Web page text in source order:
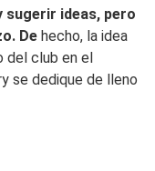
sugerir ideas, pero
De hecho, la idea
del club en el
se dedique de lleno